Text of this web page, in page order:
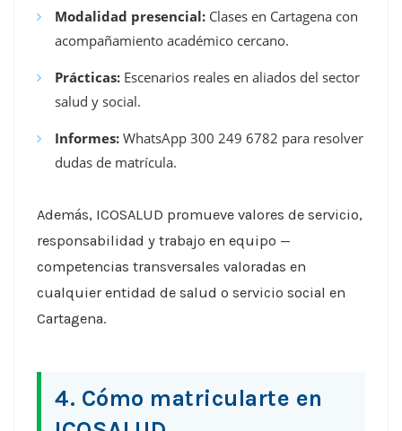
Modalidad presencial: Clases en Cartagena con
acompañamiento académico cercano.
Prácticas: Escenarios reales en aliados del sector
salud y social.
Informes: WhatsApp 300 249 6782 para resolver
dudas de matrícula.
Además, ICOSALUD promueve valores de servicio,
responsabilidad y trabajo en equipo —
competencias transversales valoradas en
cualquier entidad de salud o servicio social en
Cartagena.
4. Cómo matricularte en